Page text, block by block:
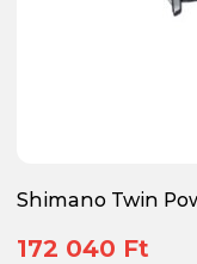
Shimano Twin
172 040 Ft